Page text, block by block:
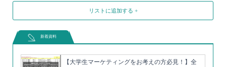
リストに追加する +
新着資料
【大学生マーケティングをお考えの方必見！】全